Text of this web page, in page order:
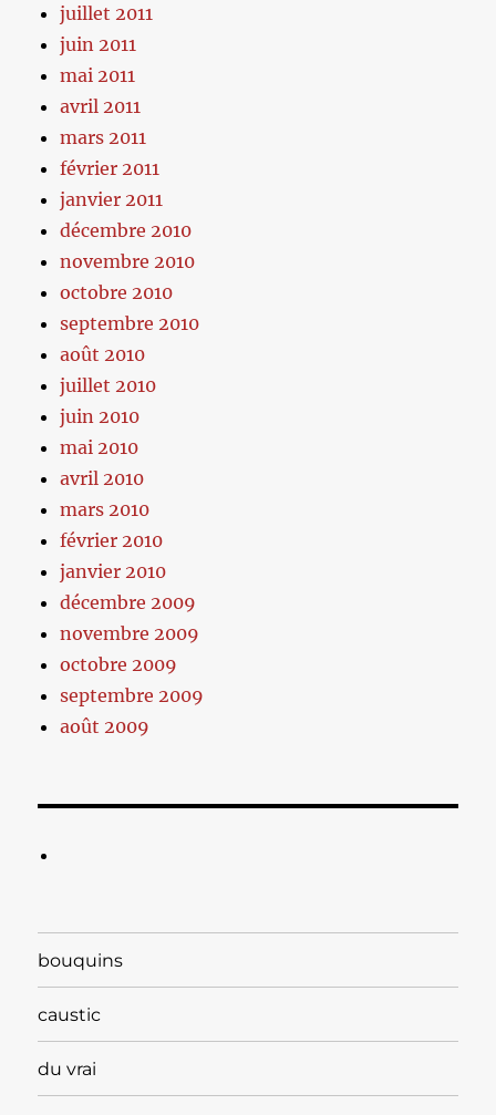
juillet 2011
juin 2011
mai 2011
avril 2011
mars 2011
février 2011
janvier 2011
décembre 2010
novembre 2010
octobre 2010
septembre 2010
août 2010
juillet 2010
juin 2010
mai 2010
avril 2010
mars 2010
février 2010
janvier 2010
décembre 2009
novembre 2009
octobre 2009
septembre 2009
août 2009
bouquins
caustic
du vrai